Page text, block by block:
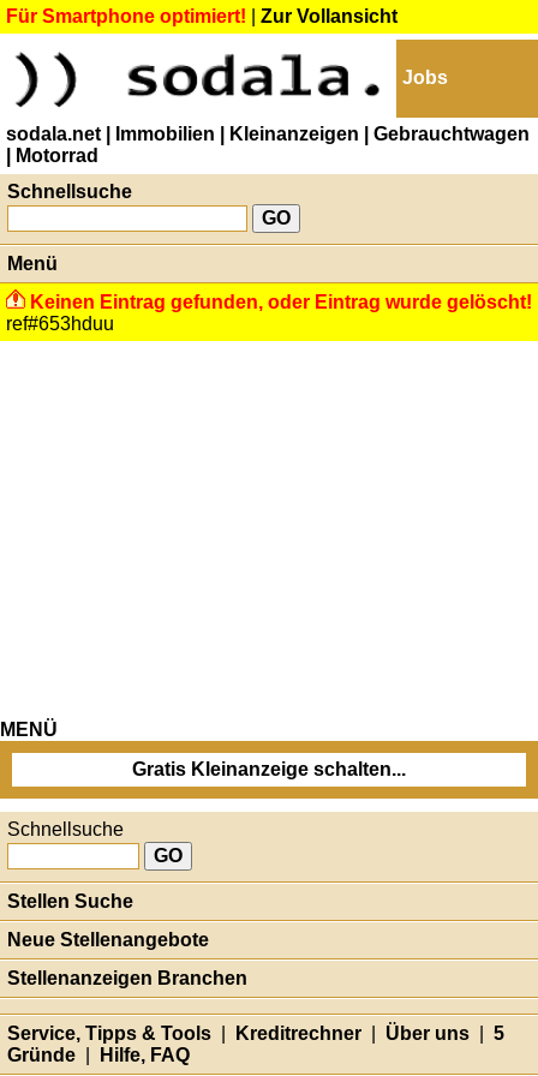
Für Smartphone optimiert! Zur Vollansicht
Jobs
sodala.net | Immobilien | Kleinanzeigen
| Gebrauchtwagen
| Motorrad
Schnellsuche
Menü
Keinen Eintrag gefunden, oder Eintrag wurde gelöscht!
ref#653hduu
MENÜ
Gratis Kleinanzeige schalten...
Schnellsuche
Stellen Suche
Neue Stellenangebote
Stellenanzeigen Branchen
Service, Tipps & Tools Kreditrechner Über uns
5
Gründe
Hilfe, FAQ